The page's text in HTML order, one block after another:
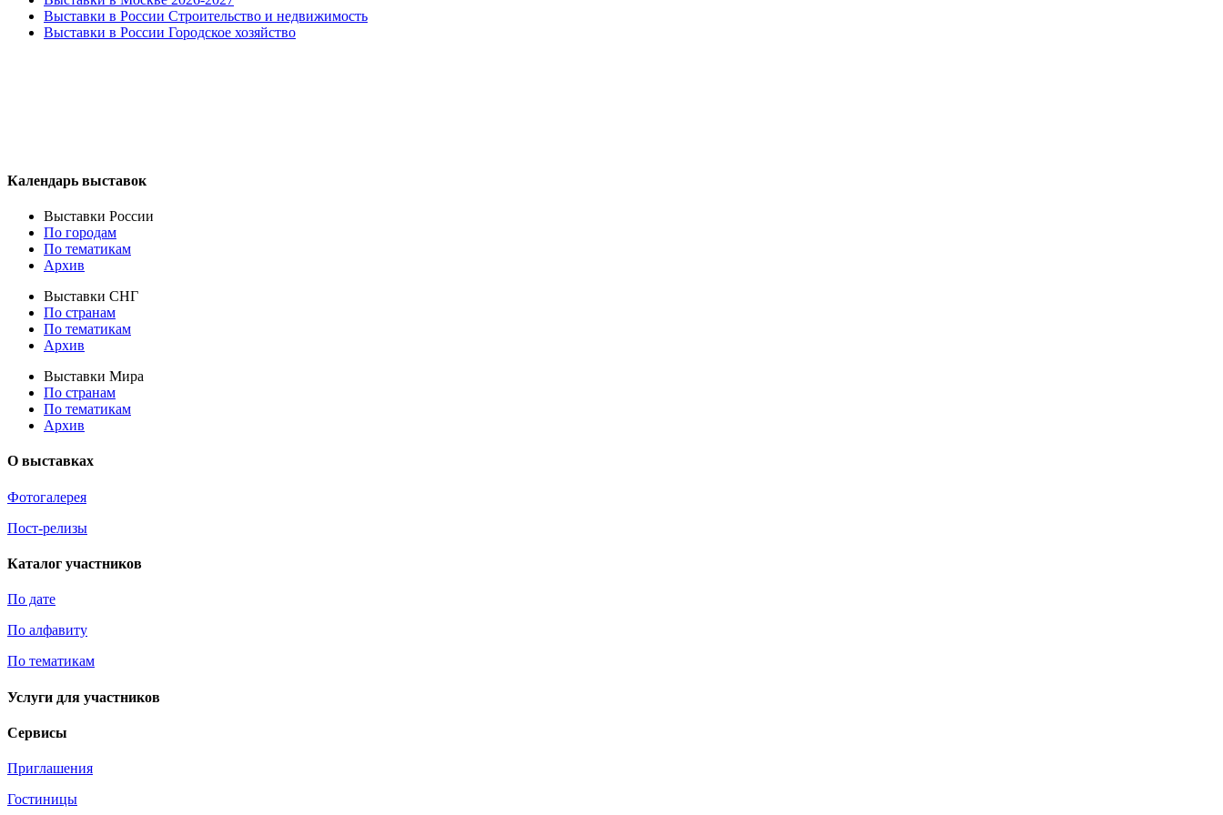
Выставки в России Строительство и недвижимость
Выставки в России Городское хозяйство
Календарь выставок
Выставки России
По городам
По тематикам
Архив
Выставки СНГ
По странам
По тематикам
Архив
Выставки Мира
По странам
По тематикам
Архив
О выставках
Фотогалерея
Пост-релизы
Каталог участников
По дате
По алфавиту
По тематикам
Услуги для участников
Сервисы
Приглашения
Гостиницы